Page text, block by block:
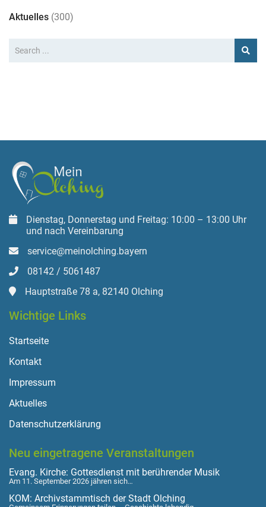
Aktuelles (300)
Dienstag, Donnerstag und Freitag: 10:00 – 13:00 Uhr
und nach Vereinbarung
service@meinolching.bayern
08142 / 5061487
Hauptstraße 78 a, 82140 Olching
Wichtige Links
Startseite
Kontakt
Impressum
Aktuelles
Datenschutzerklärung
Neu eingetragene Veranstaltungen
Evang. Kirche: Gottesdienst mit berührender Musik
Am 11. September 2026 jähren sich…
KOM: Archivstammtisch der Stadt Olching